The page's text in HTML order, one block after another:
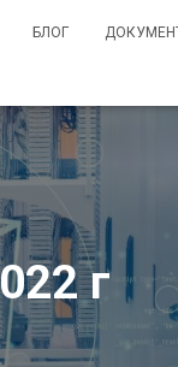
БЛОГ
г